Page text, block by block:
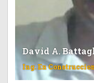
David A.
Ing. En